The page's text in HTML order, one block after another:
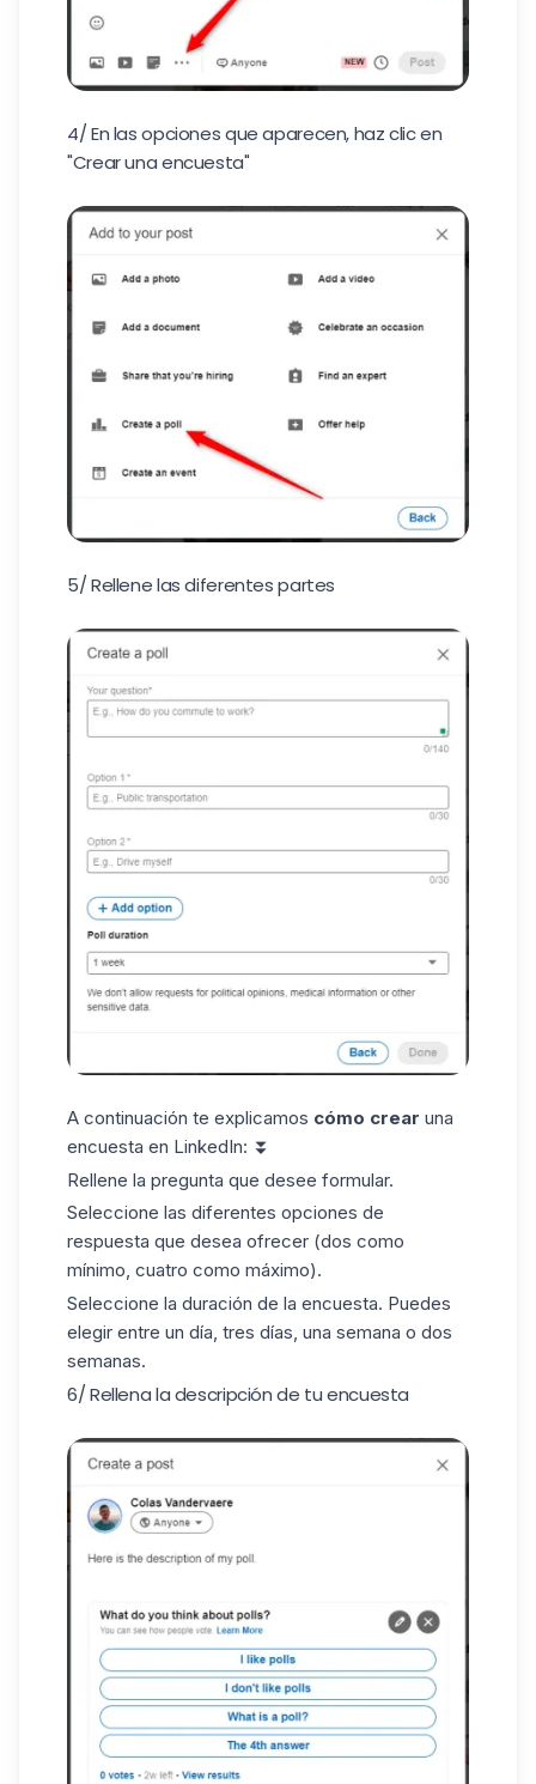
4/ En las opciones que aparecen, haz clic en
"Crear una encuesta"
5/ Rellene las diferentes partes
A continuación te explicamos cómo crear una
encuesta en LinkedIn: ⏬
Rellene la pregunta que desee formular.
Seleccione las diferentes opciones de
respuesta que desea ofrecer (dos como
mínimo, cuatro como máximo).
Seleccione la duración de la encuesta. Puedes
elegir entre un día, tres días, una semana o dos
semanas.
6/ Rellena la descripción de tu encuesta